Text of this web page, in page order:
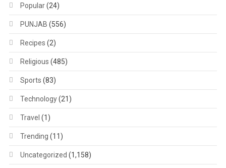
Popular(24)
PUNJAB (556)
Recipes (2)
Religious (485)
Sports (83)
Technology(21)
Travel (1)
Trending (11)
Uncategorized (1,158)